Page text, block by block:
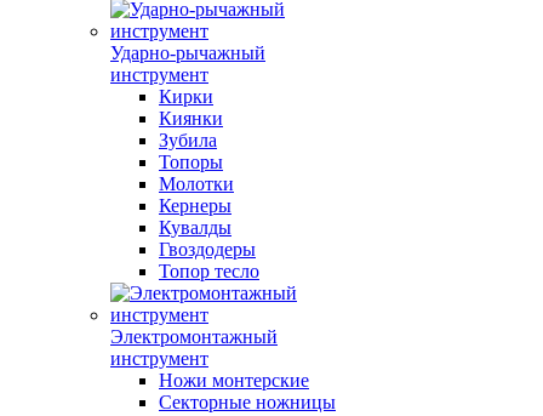
Ударно-рычажный
инструмент
Кирки
Киянки
Зубила
Топоры
Молотки
Кернеры
Кувалды
Гвоздодеры
Топор тесло
Электромонтажный
инструмент
Ножи монтерские
Секторные ножницы